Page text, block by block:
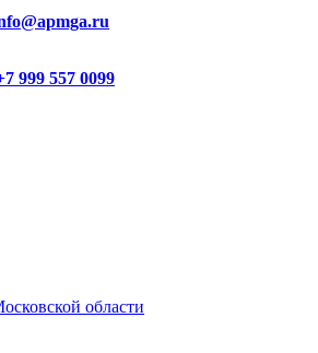
999 557 0099
области